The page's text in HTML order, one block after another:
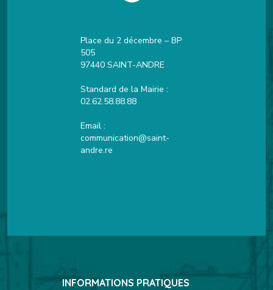
Place du 2 décembre – BP
505
97440 SAINT-ANDRE
Standard de la Mairie :
02.62.58.88.88
Email :
communication@saint-
andre.re
INFORMATIONS PRATIQUES